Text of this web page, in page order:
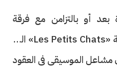
أو بالتزامن مع فرقة
إسماعيل الحكيم مثل فرقة «Les Petits Chats» التى
الموسيقى فى العقود